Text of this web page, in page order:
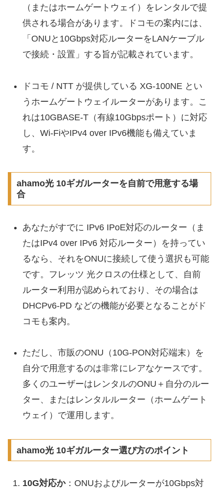
（またはホームゲートウェイ）をレンタルで提
供される場合があります。ドコモの案内には、
「ONUと10Gbps対応ルーターをLANケーブル
で接続・設置」する旨が記載されています。
ドコモ / NTT が提供している XG-100NE とい
うホームゲートウェイルーターがあります。こ
れは10GBASE-T（有線10Gbpsポート）に対応
し、Wi-FiやIPv4 over IPv6機能も備えていま
す。
ahamo光 10ギガルーターを自前で用意する場
合
あなたがすでに IPv6 IPoE対応のルーター（ま
たはIPv4 over IPv6 対応ルーター）を持ってい
るなら、それをONUに接続して使う選択も可能
です。フレッツ 光クロスの仕様として、自前
ルーター利用が認められており、その場合は
DHCPv6-PD などの機能が必要となることがド
コモも案内。
ただし、市販のONU（10G-PON対応端末）を
自分で用意するのは非常にレアなケースです。
多くのユーザーはレンタルのONU＋自分のルー
ター、またはレンタルルーター（ホームゲート
ウェイ）で運用します。
ahamo光 10ギガルーター選び方のポイント
10G対応か：ONUおよびルーターが10Gbps対